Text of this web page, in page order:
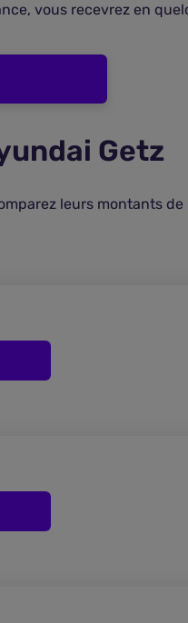
vous recevrez en
Getz
leurs montants